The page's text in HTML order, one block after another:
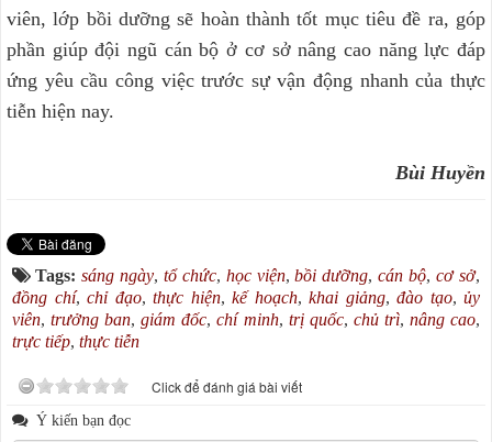
viên, lớp bồi dưỡng sẽ hoàn thành tốt mục tiêu đề ra, góp
phần giúp đội ngũ cán bộ ở cơ sở nâng cao năng lực đáp
ứng yêu cầu công việc trước sự vận động nhanh của thực
tiễn hiện nay.
Bùi Huyền
Tags: sáng ngày, tổ chức, học viện,bồi dưỡng,cán bộ,cơ sở,
đồng chí, chỉ đạo, thực hiện, kế hoạch, khai giảng, đào tạo, ủy
viên,trưởng ban,giám đốc,chí minh, trị quốc, chủ trì,nâng cao,
trực tiếp, thực tiễn
Click để đánh giá bài viết
Ý kiến bạn đọc